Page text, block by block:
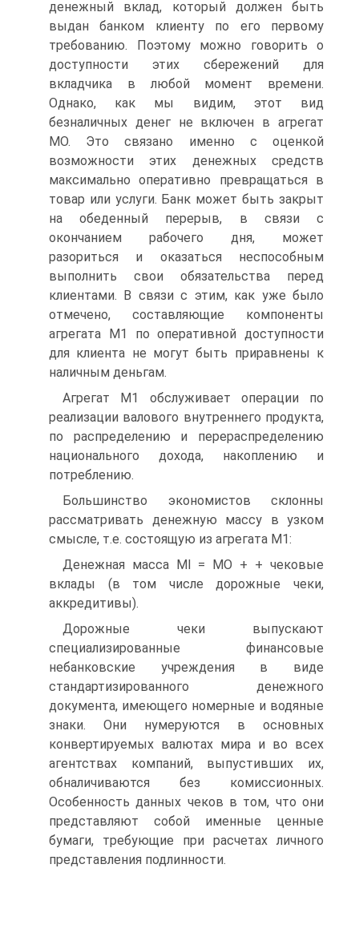
денежный вклад, который должен быть
выдан банком клиенту по его первому
требованию. Поэтому можно говорить о
доступности этих сбережений для
вкладчика в любой момент времени.
Однако, как мы видим, этот вид
безналичных денег не включен в агрегат
МО. Это связано именно с оценкой
возможности этих денежных средств
максимально оперативно превращаться в
товар или услуги. Банк может быть закрыт
на обеденный перерыв, в связи с
окончанием рабочего дня, может
разориться и оказаться неспособным
выполнить свои обязательства перед
клиентами. В связи с этим, как уже было
отмечено, составляющие компоненты
агрегата М1 по оперативной доступности
для клиента не могут быть приравнены к
наличным деньгам.
Агрегат М1 обслуживает операции по
реализации валового внутреннего продукта,
по распределению и перераспределению
национального дохода, накоплению и
потреблению.
Большинство экономистов склонны
рассматривать денежную массу в узком
смысле, т.е. состоящую из агрегата М1:
Денежная масса Ml = МО + + чековые
вклады (в том числе дорожные чеки,
аккредитивы).
Дорожные чеки выпускают
специализированные финансовые
небанковские учреждения в виде
стандартизированного денежного
документа, имеющего номерные и водяные
знаки. Они нумеруются в основных
конвертируемых валютах мира и во всех
агентствах компаний, выпустивших их,
обналичиваются без комиссионных.
Особенность данных чеков в том, что они
представляют собой именные ценные
бумаги, требующие при расчетах личного
представления подлинности.